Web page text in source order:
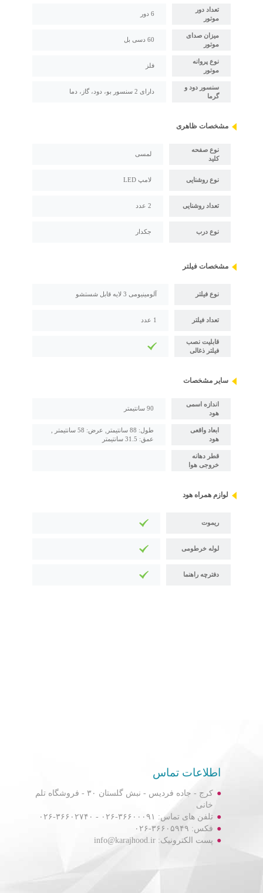
تعداد دور
موتور
6 دور
میزان صدای
موتور
60 دسی بل
نوع پروانه
موتور
فلز
سنسور دود و
گرما
دارای 2 سنسور بو، دود، گاز، دما
مشخصات ظاهری
نوع صفحه
کلید
لمسی
نوع روشنایی لامپ LED
تعداد روشنایی 2 عدد
نوع درب جکدار
مشخصات فیلتر
نوع فیلتر آلومینیومی 3 لایه قابل شستشو
تعداد فیلتر 1 عدد
قابلیت نصب
فیلتر ذغالی
سایر مشخصات
اندازه اسمی
هود
90 سانتیمتر
ابعاد واقعی
هود
طول: 88 سانتیمتر, عرض: 58 سانتیمتر ,
عمق: 31.5 سانتیمتر
قطر دهانه
خروجی هوا
لوازم همراه هود
ریموت
لوله خرطومی
دفترچه راهنما
اطلاعات تماس
کرج - جاده فردیس - نبش گلستان ۳۰ - فروشگاه تلم
خانی
تلفن های تماس: ۳۶۶۰۰۰۹۱-۰۲۶ - ۳۶۶۰۲۷۴۰-۰۲۶
فکس: ۳۶۶۰۵۹۴۹-۰۲۶
پست الکترونیک: info@karajhood.ir